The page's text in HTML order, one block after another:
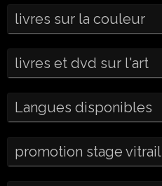
livres sur la couleur
livres et dvd sur l'art
Langues disponibles
promotion stage vitrail